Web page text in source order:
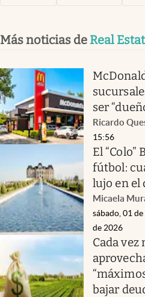
Más noticias de Real
ser
Ricardo
15:56
El “Colo”
fútbol:
lujo en el
Micaela
sábado, 01
de 2026
Cada vez
bajar